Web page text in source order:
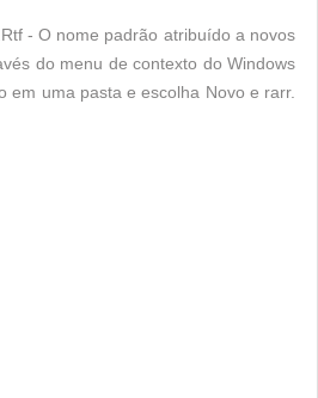
- O nome padrão atribuído a novos
do menu de contexto do Windows
em uma pasta e escolha Novo e rarr.